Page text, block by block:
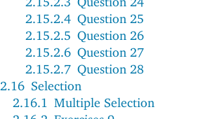
2.15.2.4 Question 25
2.15.2.5 Question 26
2.15.2.6 Question 27
2.15.2.7 Question 28
2.16 Selection
2.16.1 Multiple Selection